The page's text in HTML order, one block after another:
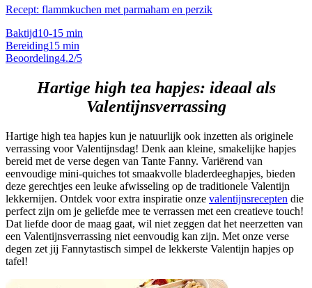
Recept: flammkuchen met parmaham en perzik
Baktijd10-15 min
Bereiding15 min
Beoordeling4.2/5
Hartige high tea hapjes: ideaal als
Valentijnsverrassing
Hartige high tea hapjes kun je natuurlijk ook inzetten als originele
verrassing voor Valentijnsdag! Denk aan kleine, smakelijke hapjes
bereid met de verse degen van Tante Fanny. Variërend van
eenvoudige mini-quiches tot smaakvolle bladerdeeghapjes, bieden
deze gerechtjes een leuke afwisseling op de traditionele Valentijn
lekkernijen. Ontdek voor extra inspiratie onze valentijnsrecepten die
perfect zijn om je geliefde mee te verrassen met een creatieve touch!
Dat liefde door de maag gaat, wil niet zeggen dat het neerzetten van
een Valentijnsverrassing niet eenvoudig kan zijn. Met onze verse
degen zet jij Fannytastisch simpel de lekkerste Valentijn hapjes op
tafel!